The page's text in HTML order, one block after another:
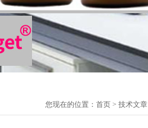
您现在的位置： 首页 > 技术文章